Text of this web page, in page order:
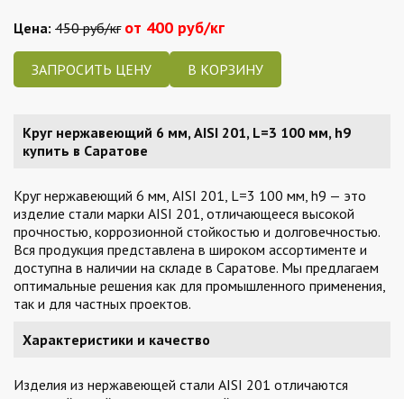
Цена: 450 руб/кг от 400 руб/кг
ЗАПРОСИТЬ ЦЕНУ
Круг нержавеющий 6 мм, AISI 201, L=3 100 мм, h9
купить в Саратове
Круг нержавеющий 6 мм, AISI 201, L=3 100 мм, h9 — это
изделие стали марки AISI 201, отличающееся высокой
прочностью, коррозионной стойкостью и долговечностью.
Вся продукция представлена в широком ассортименте и
доступна в наличии на складе в Саратове. Мы предлагаем
оптимальные решения как для промышленного применения,
так и для частных проектов.
Характеристики и качество
Изделия из нержавеющей стали AISI 201 отличаются